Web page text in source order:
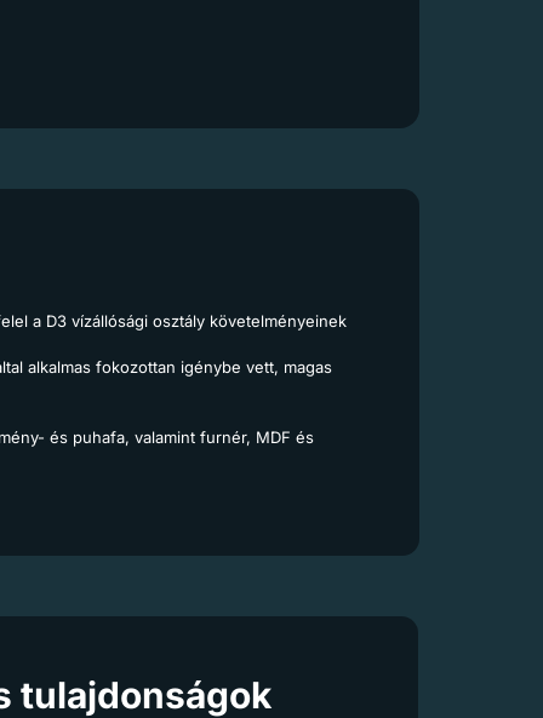
a D3 vízállósági osztály követelményeinek
alkalmas fokozottan igénybe vett, magas
és puhafa, valamint furnér, MDF és
tulajdonságok